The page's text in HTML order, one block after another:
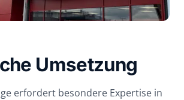
Umsetzung
erfordert besondere Expertise in